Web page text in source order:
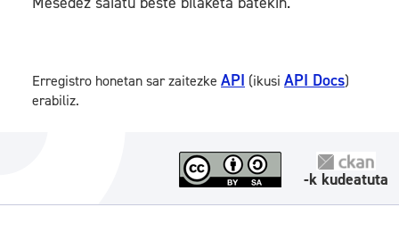
Erregistro honetan sar zaitezke API (ikusi API Docs)
erabiliz.
-k kudeatuta